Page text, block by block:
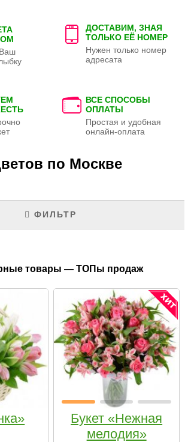
ДОСТАВИМ, ЗНАЯ
ТОЛЬКО ЕЁ НОМЕР
Нужен только номер
адресата
ВСЕ СПОСОБЫ
ОПЛАТЫ
Простая и удобная
онлайн-оплата
по Москве
ФИЛЬТР
товары — ТОПы продаж
Букет «Нежная
мелодия»